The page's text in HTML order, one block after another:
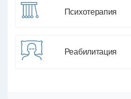
Психотерапия
Реабилитация